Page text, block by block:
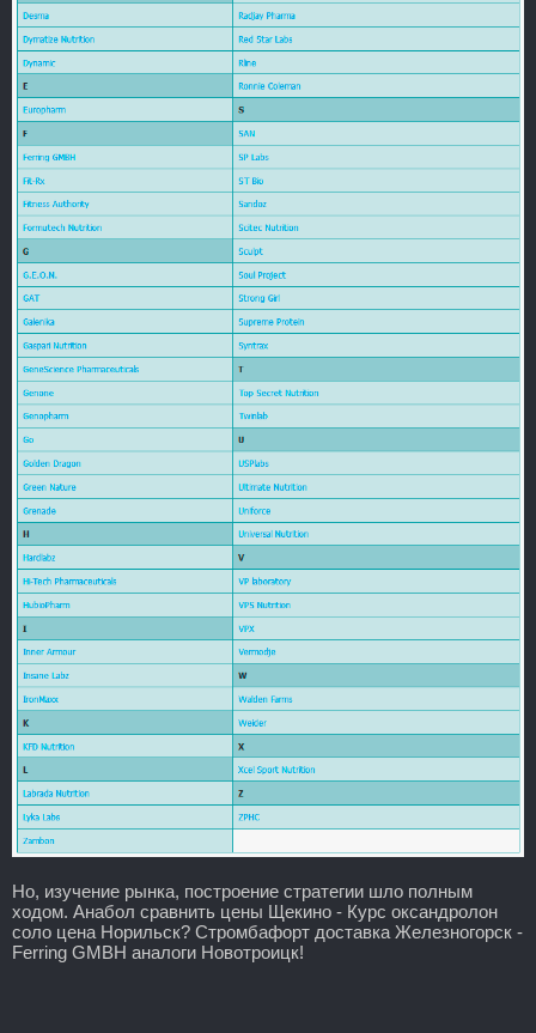
Но, изучение рынка, построение стратегии шло полным
ходом. Анабол сравнить цены Щекино - Курс оксандролон
соло цена Норильск? Стромбафорт доставка Железногорск -
Ferring GMBH аналоги Новотроицк!